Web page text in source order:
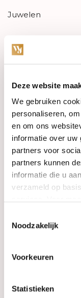
Deze website
We gebruiken
personaliseren,
en om ons
informatie over uw
partners voor
partners kunnen
informatie die u
verzameld op
Noodzakelijk
Voorkeuren
Statistieken
Juwelen
PRE-OWNED
Luxe Accessoires
Informatie
Heren Sieraden
SALE
Levertijd &